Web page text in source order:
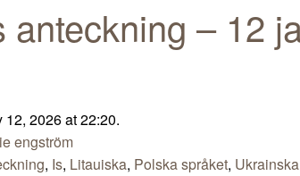
anteckning – 12
2026 at 22:20.
engström
, Is, Litauiska, Polska språket,